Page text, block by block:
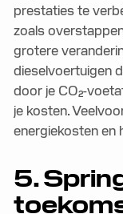
prestaties te
zoals
grotere
dieselvoertuigen
door je CO₂-
je kosten.
energiekosten en
5.